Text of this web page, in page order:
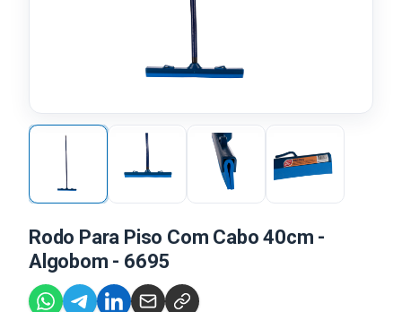
Rodo Para Piso Com Cabo 40cm -
Algobom - 6695